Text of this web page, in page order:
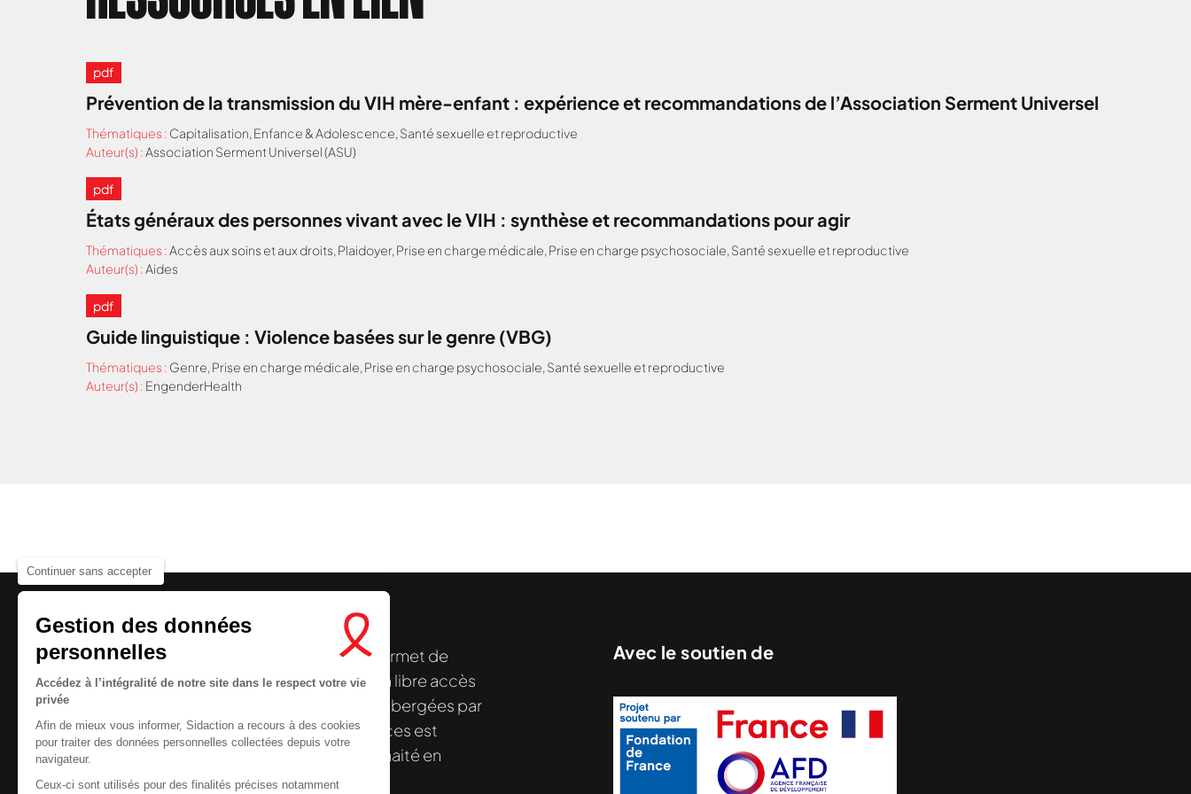
Continuer sans accepter
Gestion des données
personnelles
Accédez à l’intégralité de notre site dans le respect votre vie
privée
Afin de mieux vous informer, Sidaction a recours à des cookies
pour traiter des données personnelles collectées depuis votre
navigateur.
Ceux-ci sont utilisés pour des finalités précises notamment
pdf
Prévention de la transmission du VIH mère-enfant : expérience et recommandations de l’Association Serment Universel
Thématiques : Capitalisation, Enfance & Adolescence, Santé sexuelle et reproductive
Auteur(s) :Association Serment Universel (ASU)
pdf
États généraux des personnes vivant avec le VIH : synthèse et recommandations pour agir
Thématiques :Accès aux soins et aux droits, Plaidoyer, Prise en charge médicale, Prise en charge psychosociale, Santé sexuelle et reproductive
Auteur(s) :Aides
pdf
Guide linguistique : Violence basées sur le genre (VBG)
Thématiques : Genre, Prise en charge médicale, Prise en charge psychosociale, Santé sexuelle et reproductive
Auteur(s) : EngenderHealth
Le centre de ressources de Sidactionpermet de
disposer de ressources francophones en libre accès
. À l’origine, hébergées par
la Plateforme ELSA, le Centre de ressources est
désormais gérée par Sidaction qui a souhaité en
reprendre le pilotage.
Avec le soutien de